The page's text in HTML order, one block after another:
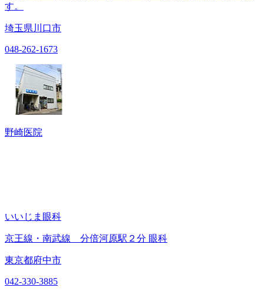
す。
埼玉県川口市
048-262-1673
野崎医院
いいじま眼科
京王線・南武線 分倍河原駅２分 眼科
東京都府中市
042-330-3885